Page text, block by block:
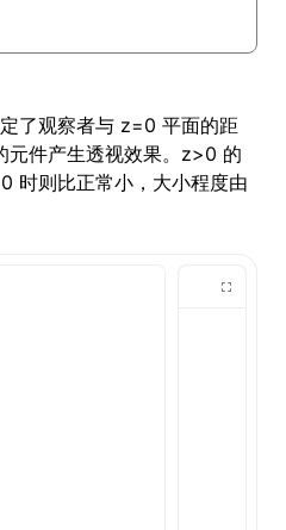
了观察者与 z=0 平面的距
元件产生透视效果。z>0 的
时则比正常小，大小程度由